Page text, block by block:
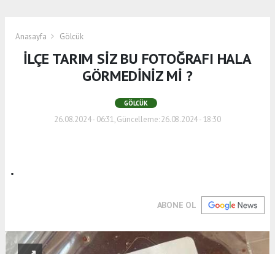
Anasayfa Gölcük
İLÇE TARIM SİZ BU FOTOĞRAFI HALA
GÖRMEDİNİZ Mİ ?
GÖLCÜK
26.08.2024 - 06:31, Güncelleme: 26.08.2024 - 18:30
.
ABONE OL